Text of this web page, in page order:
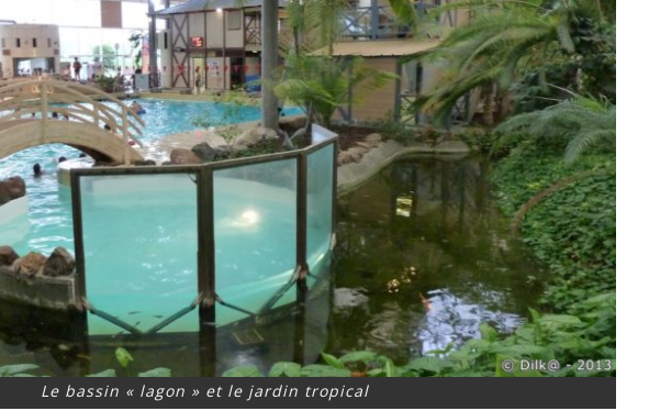
Le bassin « lagon » et le jardin tropical